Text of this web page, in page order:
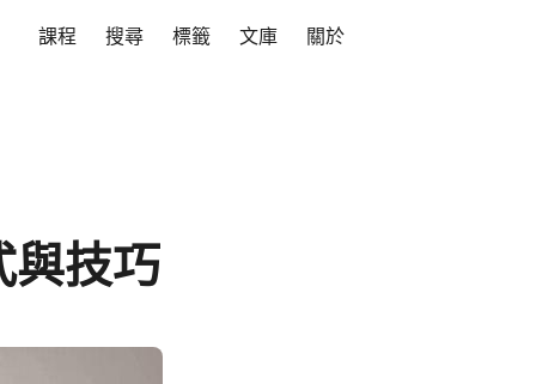
課程 搜尋 標籤 文庫 關於
與技巧